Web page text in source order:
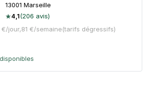
13001 Marseille
4,1(206 avis)
€/jour,81 €/semaine(tarifs dégressifs)